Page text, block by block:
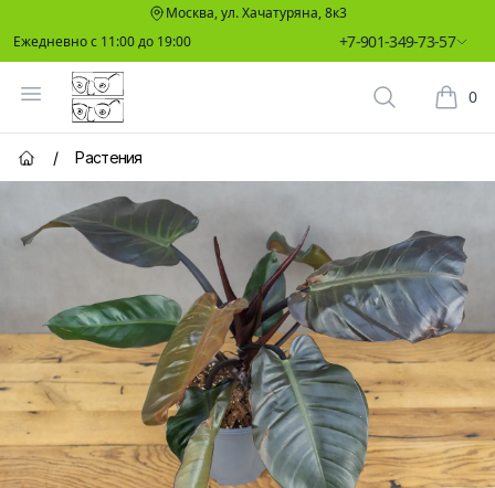
Москва, ул. Хачатуряна, 8к3
Ежедневно с 11:00 до 19:00
+7-901-349-73-57
Открыть меню
Два Ботаника
Поиск
0
Главная страница
/ Растения